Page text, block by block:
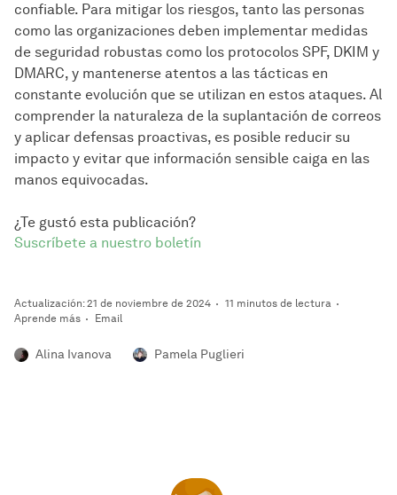
confiable. Para mitigar los riesgos, tanto las personas
como las organizaciones deben implementar medidas
de seguridad robustas como los protocolos SPF, DKIM y
DMARC, y mantenerse atentos a las tácticas en
constante evolución que se utilizan en estos ataques. Al
comprender la naturaleza de la suplantación de correos
y aplicar defensas proactivas, es posible reducir su
impacto y evitar que información sensible caiga en las
manos equivocadas.
¿Te gustó esta publicación?
Suscríbete a nuestro boletín
Actualización: 21 de noviembre de 2024
11 minutos de lectura
Aprende más
Email
Alina Ivanova Pamela Puglieri